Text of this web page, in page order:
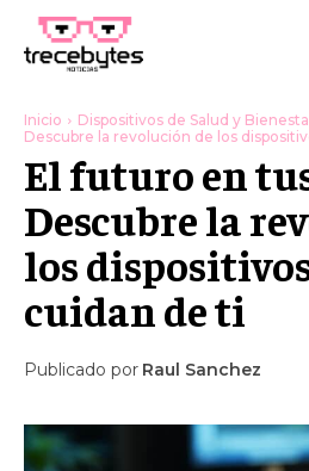
Inicio Dispositivos de Salud y
Descubre la revolución de los
El futuro en
Descubre la
los
cuidan de ti
Publicado por Raul Sanchez